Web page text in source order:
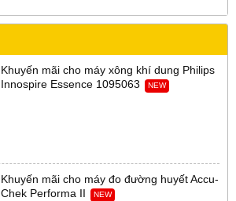
Khuyến mãi cho máy xông khí dung Philips
Innospire Essence 1095063
NEW
Khuyến mãi cho máy đo đường huyết Accu-
Chek Performa II
NEW